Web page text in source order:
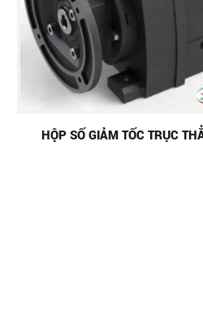
HỘP SỐ GIẢM TỐC TRỤC